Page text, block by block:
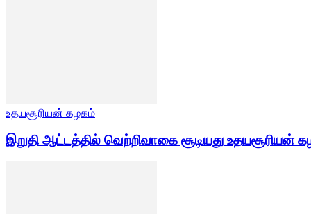
உதயசூரியன் கழகம்
இறுதி ஆட்டத்தில் வெற்றிவாகை சூடியது உதயசூரியன்